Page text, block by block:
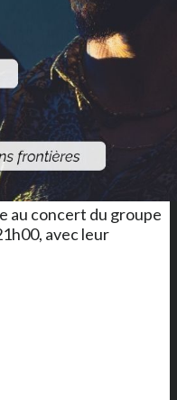
au concert du groupe
avec leur